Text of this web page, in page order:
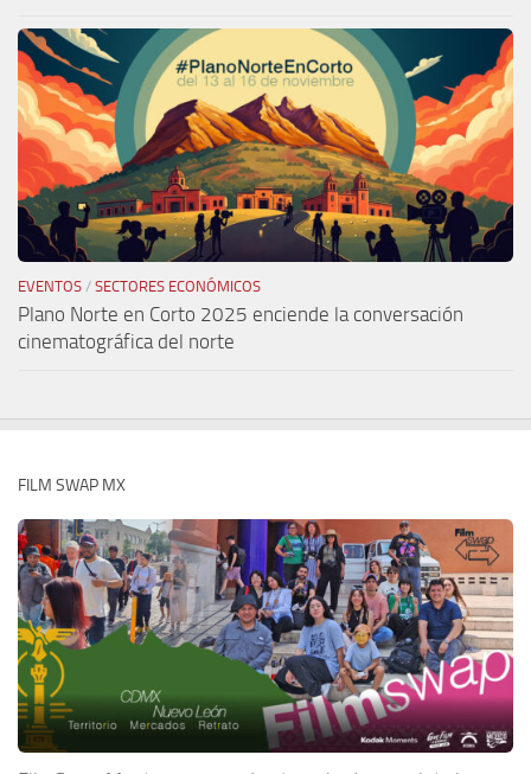
EVENTOS / SECTORES ECONÓMICOS
Plano Norte en Corto 2025 enciende la conversación
cinematográfica del norte
FILM SWAP MX